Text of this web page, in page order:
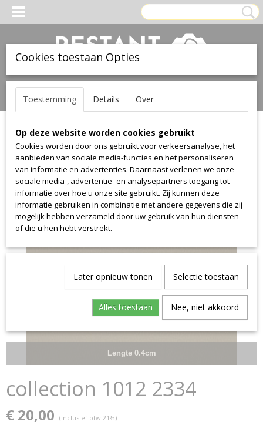
Inloggen Registreren
(0)
Home >Leer>Ohmann>collection 1012>collection 1012 2334
Lengte 0.4cm
collection 1012 2334
€ 20,00 (inclusief btw 21%)
Cookies toestaan Opties
Toestemming Details Over
Op deze website worden cookies gebruikt
Cookies worden door ons gebruikt voor verkeersanalyse, het
aanbieden van sociale media-functies en het personaliseren
van informatie en advertenties. Daarnaast verlenen we onze
sociale media-, advertentie- en analysepartners toegang tot
informatie over hoe u onze site gebruikt. Zij kunnen deze
informatie gebruiken in combinatie met andere gegevens die zij
mogelijk hebben verzameld door uw gebruik van hun diensten
of die u hen hebt verstrekt.
Later opnieuw tonen Selectie toestaan
Alles toestaan Nee, niet akkoord